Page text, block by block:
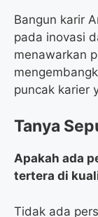
Bangun karir
pada inovasi
menawarkan
puncak karier
Tanya
Apakah ada
tertera di
Tidak ada